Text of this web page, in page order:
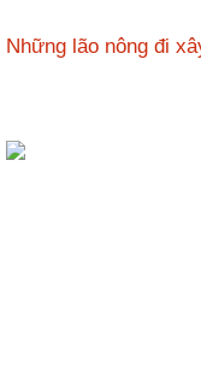
Những lão nông đi